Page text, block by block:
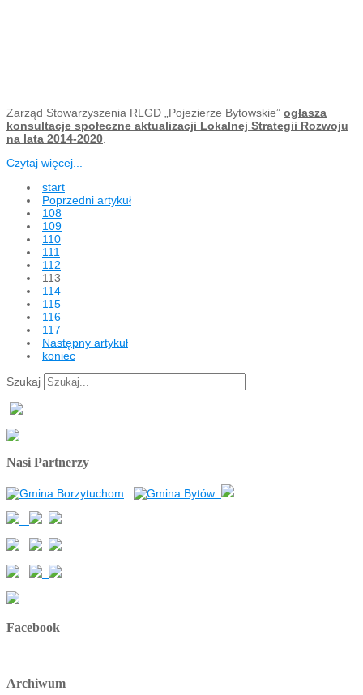
Zarząd Stowarzyszenia RLGD „Pojezierze Bytowskie” ogłasza
konsultacje społeczne aktualizacji Lokalnej Strategii Rozwoju
na lata 2014-2020
Czytaj więcej...
start
Poprzedni artykuł
108
109
110
111
112
113
114
115
116
117
Następny artykuł
koniec
Szukaj
Nasi Partnerzy
Facebook
Archiwum